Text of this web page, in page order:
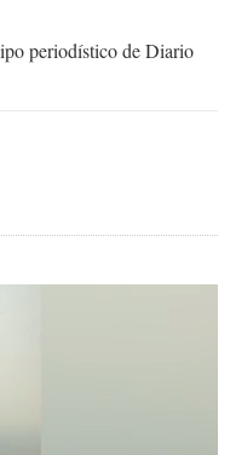
periodístico de Diario